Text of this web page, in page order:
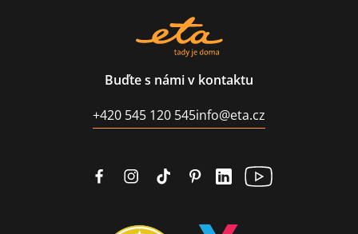
Buďte s námi v kontaktu
+420 545 120 545info@eta.cz